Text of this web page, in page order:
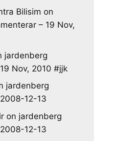
Bilisim on
– 19 Nov,
jardenberg
Nov, 2010 #jjk
jardenberg
12-13
on jardenberg
12-13